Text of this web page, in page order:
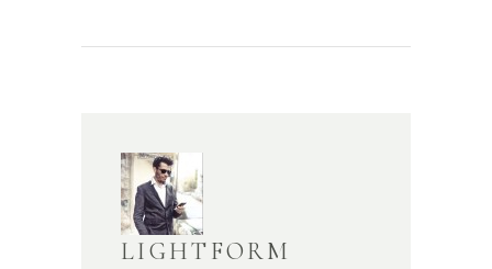
LIGHTFORM